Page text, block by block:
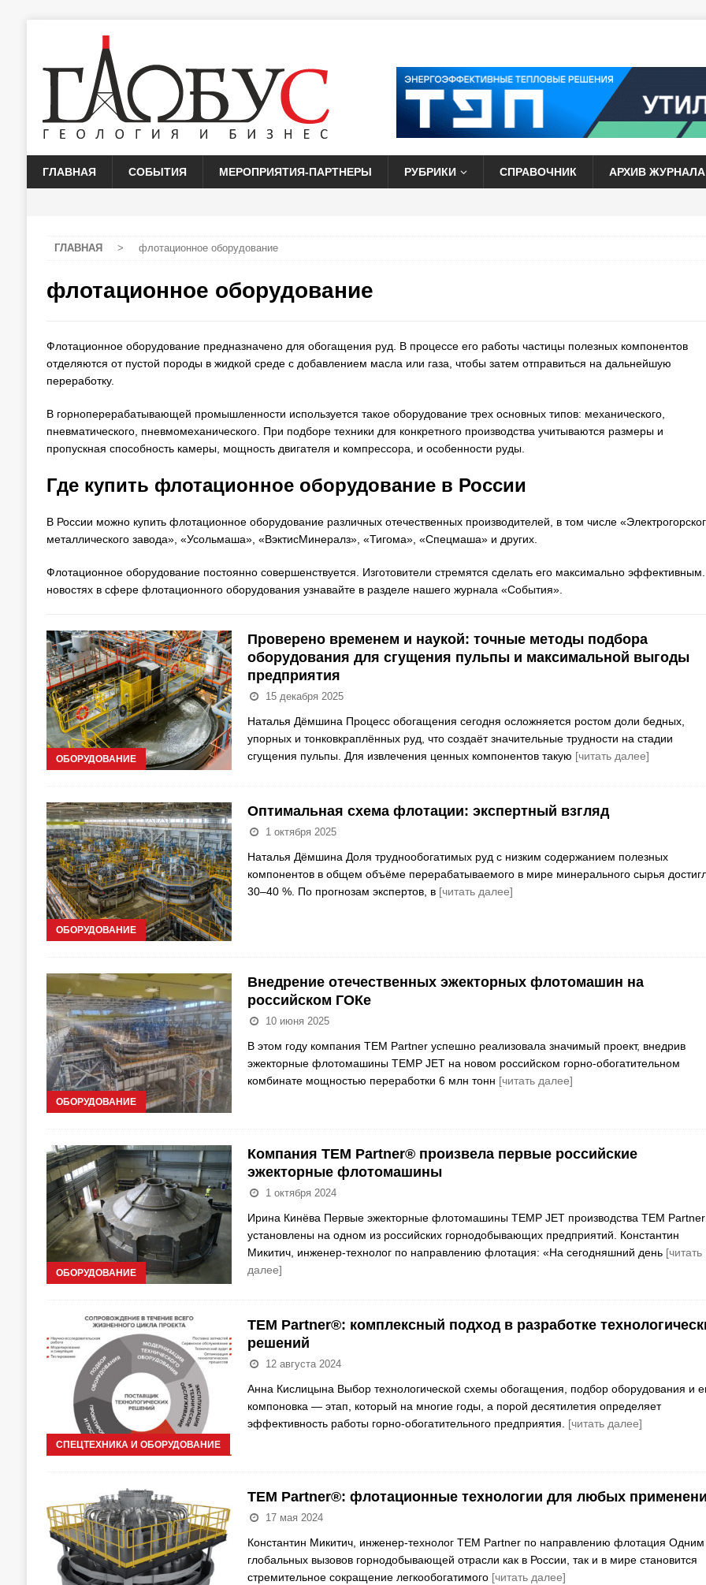
ГЛАВНАЯ СОБЫТИЯ МЕРОПРИЯТИЯ-ПАРТНЕРЫ РУБРИКИ СПРАВОЧНИК АРХИВ ЖУРНАЛА
ГЛАВНАЯ > флотационное оборудование
флотационное оборудование
Флотационное оборудование предназначено для обогащения руд. В процессе его работы частицы полезных компонентов
отделяются от пустой породы в жидкой среде с добавлением масла или газа, чтобы затем отправиться на дальнейшую
переработку.
В горноперерабатывающей промышленности используется такое оборудование трех основных типов: механического,
пневматического, пневмомеханического. При подборе техники для конкретного производства учитываются размеры и
пропускная способность камеры, мощность двигателя и компрессора, и особенности руды.
Где купить флотационное оборудование в России
В России можно купить флотационное оборудование различных отечественных производителей, в том числе
металлического завода», «Усольмаша», «ВэктисМинералз», «Тигома», «Спецмаша» и других.
Флотационное оборудование постоянно совершенствуется. Изготовители стремятся сделать его максимально
новостях в сфере флотационного оборудования узнавайте в разделе нашего журнала «События».
ОБОРУДОВАНИЕ
Проверено временем и наукой: точные методы подбора
оборудования для сгущения пульпы и максимальной выгоды
предприятия
15 декабря 2025
Наталья Дёмшина Процесс обогащения сегодня осложняется ростом доли бедных,
упорных и тонковкраплённых руд, что создаёт значительные трудности на стадии
сгущения пульпы. Для извлечения ценных компонентов такую [читать далее]
ОБОРУДОВАНИЕ
Оптимальная схема флотации: экспертный взгляд
1 октября 2025
Наталья Дёмшина Доля труднообогатимых руд с низким содержанием полезных
компонентов в общем объёме перерабатываемого в мире минерального сырья
30–40 %. По прогнозам экспертов, в [читать далее]
ОБОРУДОВАНИЕ
Внедрение отечественных эжекторных флотомашин на
российском ГОКе
10 июня 2025
В этом году компания ТЕМ Partner успешно реализовала значимый проект, внедрив
эжекторные флотомашины TEMP JET на новом российском горно-обогатительном
комбинате мощностью переработки 6 млн тонн [читать далее]
ОБОРУДОВАНИЕ
Компания TEM Partner® произвела первые российские
эжекторные флотомашины
1 октября 2024
Ирина Кинёва Первые эжекторные флотомашины TEMP JET производства TEM Partner
установлены на одном из российских горнодобывающих предприятий. Константин
Микитич, инженер-технолог по направлению флотация: «На сегодняшний день [читать
далее]
СПЕЦТЕХНИКА И ОБОРУДОВАНИЕ
TEM Partner®: комплексный подход в разработке
решений
12 августа 2024
Анна Кислицына Выбор технологической схемы обогащения, подбор оборудования и
компоновка — этап, который на многие годы, а порой десятилетия определяет
эффективность работы горно-обогатительного предприятия. [читать далее]
TEM Partner®: флотационные технологии для любых
17 мая 2024
Константин Микитич, инженер-технолог TEM Partner по направлению флотация Одним
глобальных вызовов горнодобывающей отрасли как в России, так и в мире становится
стремительное сокращение легкообогатимого [читать далее]